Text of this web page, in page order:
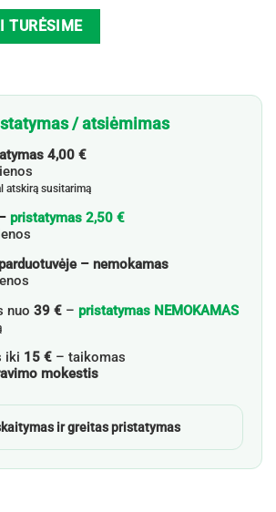
TURĖSIME
/ atsiėmimas
4,00 €
atskirą susitarimą
pristatymas 2,50 €
– nemokamas
nuo 39 € – pristatymas NEMOKAMAS
iki 15 € – taikomas
mokestis
ir greitas pristatymas